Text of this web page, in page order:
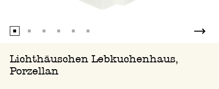
Lichthäuschen Lebkuchenhaus,
Porzellan